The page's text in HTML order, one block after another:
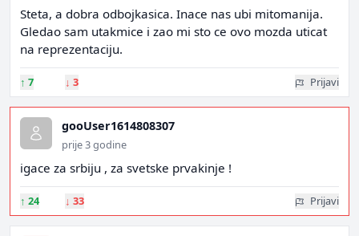
Steta, a dobra odbojkasica. Inace nas ubi mitomanija.
Gledao sam utakmice i zao mi sto ce ovo mozda uticat
na reprezentaciju.
↑ 7 ↓ 3 Prijavi
gooUser1614808307
prije 3 godine
igace za srbiju , za svetske prvakinje !
↑ 24 ↓ 33 Prijavi